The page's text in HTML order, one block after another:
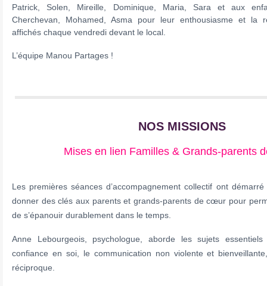
Patrick, Solen, Mireille, Dominique, Maria, Sara et aux
Cherchevan, Mohamed, Asma pour leur enthousiasme et la
affichés chaque vendredi devant le local.
L’équipe Manou Partages !
NOS MISSIONS
Mises en lien Familles & Grands-parents
Les premières séances d’accompagnement collectif ont
donner des clés aux parents et grands-parents de cœur pour
de s’épanouir durablement dans le temps.
Anne Lebourgeois, psychologue, aborde les sujets
confiance en soi, le communication non violente et
réciproque.